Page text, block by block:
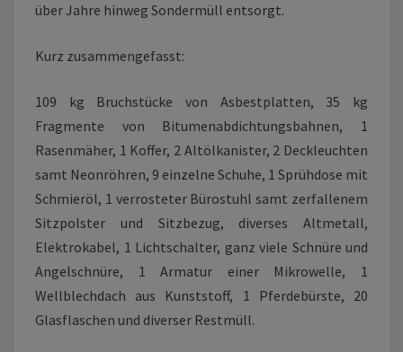
über Jahre hinweg Sondermüll entsorgt.
Kurz zusammengefasst:
109 kg Bruchstücke von Asbestplatten, 35 kg
Fragmente von Bitumenabdichtungsbahnen, 1
Rasenmäher, 1 Koffer, 2 Altölkanister, 2 Deckleuchten
samt Neonröhren, 9 einzelne Schuhe, 1 Sprühdose mit
Schmieröl, 1 verrosteter Bürostuhl samt zerfallenem
Sitzpolster und Sitzbezug, diverses Altmetall,
Elektrokabel, 1 Lichtschalter, ganz viele Schnüre und
Angelschnüre, 1 Armatur einer Mikrowelle, 1
Wellblechdach aus Kunststoff, 1 Pferdebürste, 20
Glasflaschen und diverser Restmüll.